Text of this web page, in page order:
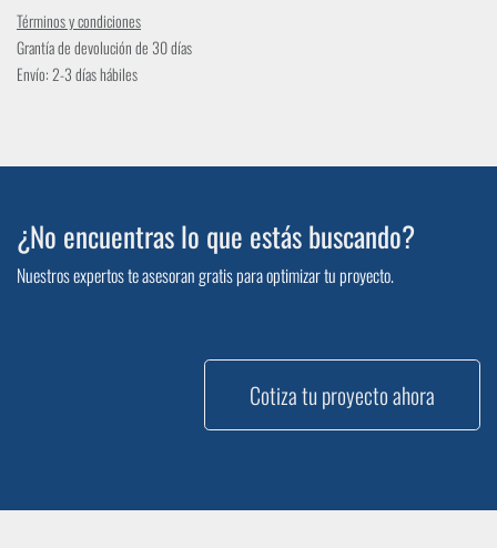
Términos y condiciones
Grantía de devolución de 30 días
Envío: 2-3 días hábiles
¿No encuentras lo que estás buscando?
Nuestros expertos te asesoran gratis para optimizar tu proyecto.
Cotiza tu proyecto ahora